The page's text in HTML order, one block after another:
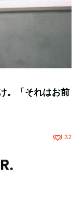
。「それはお前
32